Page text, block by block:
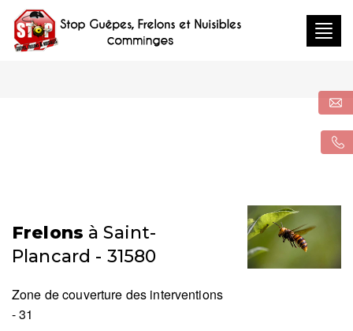
Frelons à Saint-
Plancard - 31580
Zone de couverture des interventions
- 31